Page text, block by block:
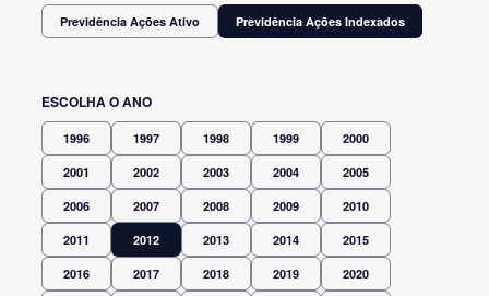
Previdência Ações Ativo Previdência Ações Indexados
ESCOLHA O ANO
1996 1997 1998 1999 2000
2001 2002 2003 2004 2005
2006 2007 2008 2009 2010
2011 2012 2013 2014 2015
2016 2017 2018 2019 2020